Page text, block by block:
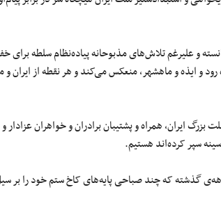
و علیرغم تلاش‌های مذبوحانه پیاده‌نظام سلطه برای
و ایذه و ماهشهر، منعکس می‌کند و هر نقطه از ایران و
ایران، همراه و پشتیبان برادران و خواهران
سپر کرده‌اند هستیم.
گذشته که چند صباحی پایه‌های کاخ ستم خود را بر